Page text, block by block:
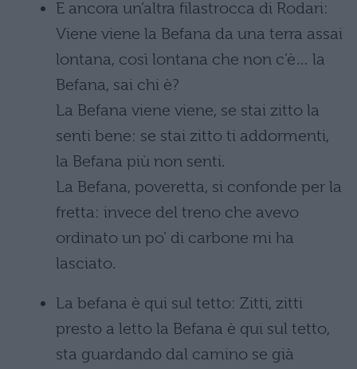
E ancora un’altra filastrocca di Rodari:
Viene viene la Befana da una terra assai
lontana, così lontana che non c’è… la
Befana, sai chi è?
La Befana viene viene, se stai zitto la
senti bene: se stai zitto ti addormenti,
la Befana più non senti.
La Befana, poveretta, si confonde per la
fretta: invece del treno che avevo
ordinato un po’ di carbone mi ha
lasciato.
La befana è qui sul tetto: Zitti, zitti
presto a letto la Befana è qui sul tetto,
sta guardando dal camino se già